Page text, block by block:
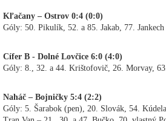
Kľačany – Ostrov 0:4 (0:0)
Góly: 50. Pikulík, 52. a 85. Jakab, 77. Jankech
Cífer B - Dolné Lovčice 6:0 (4:0)
Góly: 8., 32. a 44. Krištofovič, 26. Morvay,
Naháč – Bojničky 5:4 (2:2)
Góly: 5. Šarabok (pen), 20. Slovák, 54.